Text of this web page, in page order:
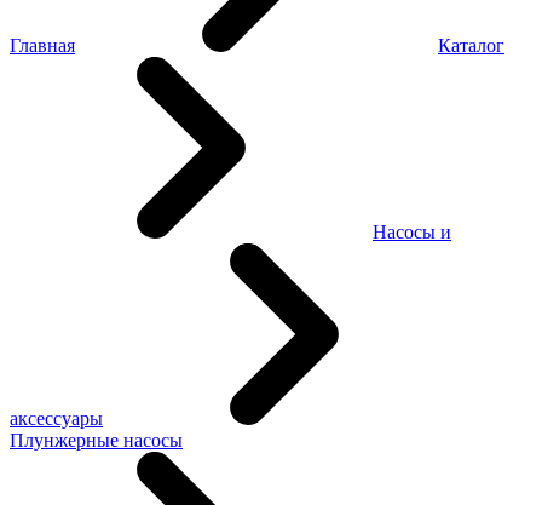
Главная Каталог
Насосы и
аксессуары
Плунжерные насосы